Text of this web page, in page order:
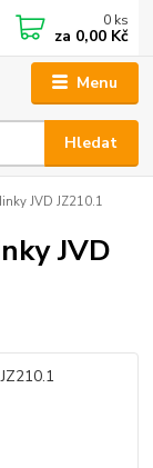
Menu
Hledat
0 ks
za 0,00 Kč
JVD JZ210.1
JVD